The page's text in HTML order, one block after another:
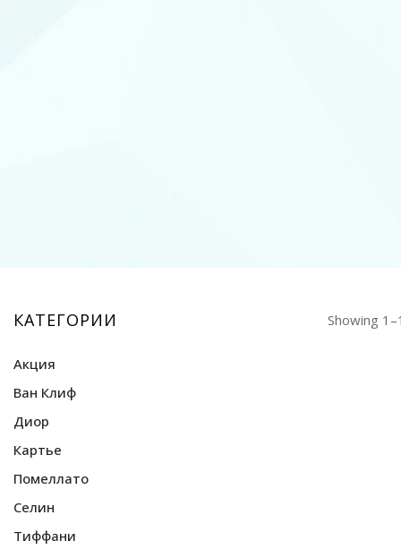
Showing
КАТЕГОРИИ
Акция
Ван Клиф
Браслеты Ван Клиф
Кольца Ван Клиф
Наборы Ван Клиф
Подвески Ван Клиф
Серьги Ван Клиф
Диор
Картье
Помеллато
Кольца Помеллато
Подвески Помеллато
Селин
Браслеты Селин
Тиффани